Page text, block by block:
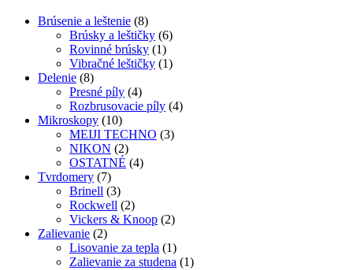
Brúsenie a leštenie (8)
Brúsky a leštičky (6)
Rovinné brúsky (1)
Vibračné leštičky (1)
Delenie (8)
Presné píly (4)
Rozbrusovacie píly (4)
Mikroskopy (10)
MEIJI TECHNO (3)
NIKON (2)
OSTATNÉ (4)
Tvrdomery (7)
Brinell (3)
Rockwell (2)
Vickers & Knoop (2)
Zalievanie (2)
Lisovanie za tepla (1)
Zalievanie za studena (1)